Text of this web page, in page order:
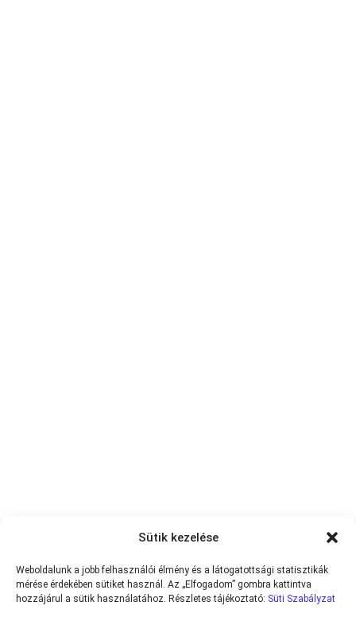
Sütik kezelése
Weboldalunk a jobb felhasználói élmény és a látogatottsági statisztikák
mérése érdekében sütiket használ. Az „Elfogadom” gombra kattintva
hozzájárul a sütik használatához. Részletes tájékoztató: Süti Szabályzat